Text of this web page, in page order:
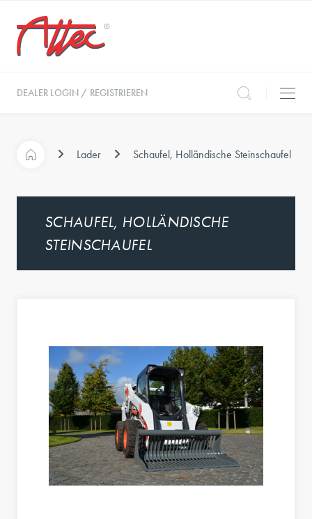
DEALER LOGIN / REGISTRIEREN
Lader Schaufel, Holländische Steinschaufel
SCHAUFEL, HOLLÄNDISCHE
STEINSCHAUFEL